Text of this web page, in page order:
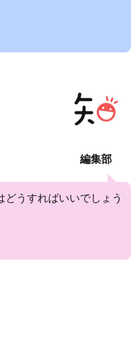
うすればいいでしょう
編集部